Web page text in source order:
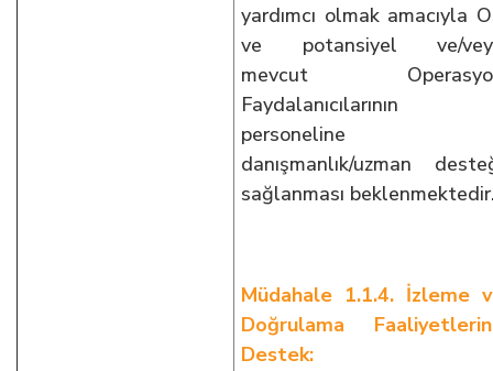
yardımcı olmak amacıyla
ve potansiyel ve/
mevcut
Faydalanıcılarının
personeline
danışmanlık/uzman
sağlanması
Müdahale 1.1.4. İzleme
Doğrulama
Destek: